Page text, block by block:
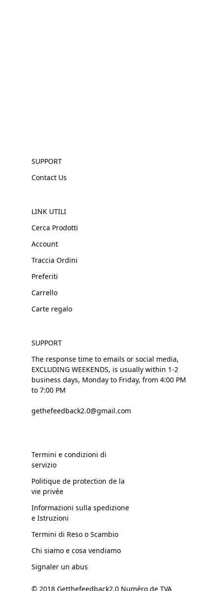
SUPPORT
Contact Us
LINK UTILI
Cerca Prodotti
Account
Traccia Ordini
Preferiti
Carrello
Carte regalo
SUPPORT
The response time to emails or social media,
EXCLUDING WEEKENDS, is usually within 1-2
business days, Monday to Friday, from 4:00 PM
to 7:00 PM
gethefeedback2.0@gmail.com
Termini e condizioni di
servizio
Politique de protection de la
vie privée
Informazioni sulla spedizione
e Istruzioni
Termini di Reso o Scambio
Chi siamo e cosa vendiamo
Signaler un abus
© 2018 Getthefeedback2.0 Numéro de TVA